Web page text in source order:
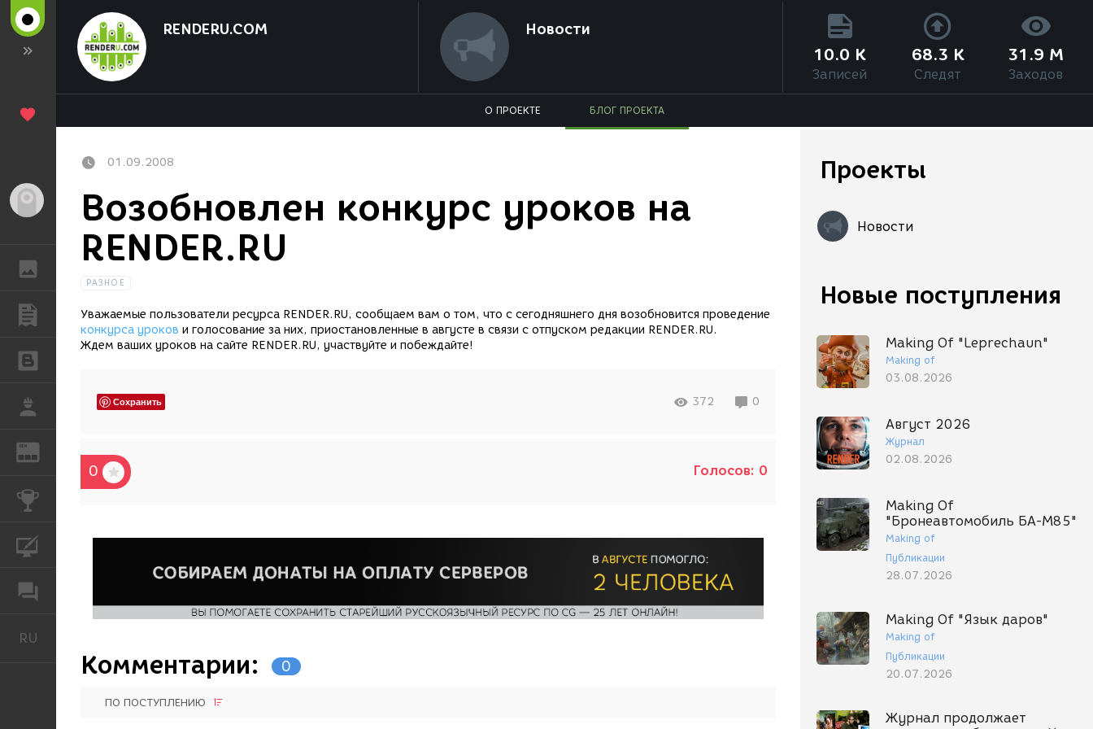
ПУБЛИКАЦИИ
РАБОТА
REN ЖУРНАЛ
RU
RENDERU.COM Новости
10.0 K
Записей
68.3 K
Следят
31.9 M
Заходов
О ПРОЕКТЕ БЛОГ ПРОЕКТА
Проекты
Новости
Новые поступления
Making Of "Leprechaun"
Making of
03.08.2026
Август 2026
Журнал
02.08.2026
Making Of
"Бронеавтомобиль БА-М85"
Making of
Публикации
28.07.2026
Making Of "Язык даров"
Making of
Публикации
20.07.2026
Журнал продолжает
01.09.2008
Возобновлен конкурс уроков на
RENDER.RU
РАЗНОЕ
Уважаемые пользователи ресурса RENDER.RU, сообщаем вам о том, что с сегодняшнего дня возобновится проведение
конкурса уроков и голосование за них, приостановленные в августе в связи с отпуском редакции RENDER.RU.
Ждем ваших уроков на сайте RENDER.RU, участвуйте и побеждайте!
Сохранить 372 0
0 Голосов: 0
Комментарии: 0
ПО ПОСТУПЛЕНИЮ